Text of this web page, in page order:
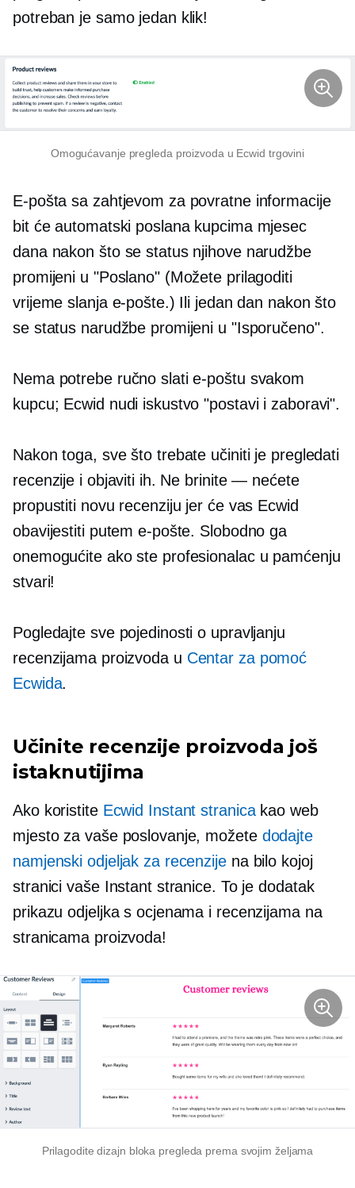
potreban je samo jedan klik!
Omogućavanje pregleda proizvoda u Ecwid trgovini
E-pošta sa zahtjevom za povratne informacije
bit će automatski poslana kupcima mjesec
dana nakon što se status njihove narudžbe
promijeni u "Poslano" (Možete prilagoditi
vrijeme slanja e-pošte.) Ili jedan dan nakon što
se status narudžbe promijeni u "Isporučeno".
Nema potrebe ručno slati e-poštu svakom
kupcu; Ecwid nudi iskustvo "postavi i zaboravi".
Nakon toga, sve što trebate učiniti je pregledati
recenzije i objaviti ih. Ne brinite — nećete
propustiti novu recenziju jer će vas Ecwid
obavijestiti putem e-pošte. Slobodno ga
onemogućite ako ste profesionalac u pamćenju
stvari!
Pogledajte sve pojedinosti o upravljanju
recenzijama proizvoda u Centar za pomoć
Ecwida.
Učinite recenzije proizvoda još
istaknutijima
Ako koristite Ecwid Instant stranicakao web
mjesto za vaše poslovanje, možete dodajte
namjenski odjeljak za recenzijena bilo kojoj
stranici vaše Instant stranice. To je dodatak
prikazu odjeljka s ocjenama i recenzijama na
stranicama proizvoda!
Prilagodite dizajn bloka pregleda prema svojim željama